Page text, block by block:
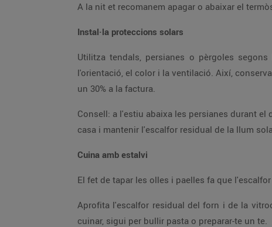
Instal·la proteccions solars
Utilitza tendals, persianes o pèrgoles segons les necessitats de l'habitatge, tenint en compte punts clau per a la seva efectivitat, com la disposició,
l'orientació, el color i la ventilació. Així, conservaràs millor la temperatura interior, reduiràs la despesa en aire condicionat o calefacció i podràs estalviar fins a
un 30% a la factura.
Consell: a l'estiu abaixa les persianes durant el dia per mantenir la casa fresca (i així reduiràs l'aire condicionat) i a l'hivern abaixa-les durant la nit per aïllar la
casa i mantenir l'escalfor residual de la llum
Cuina amb estalvi
El fet de tapar les
Aprofita l'escalfor residual del forn i de la vitroceràmica apagant-los poc abans per acabar de cuinar. A més, et recomanem fer servir el mínim d'aigua per
cuinar, sigui per bullir pasta o preparar-te un te.